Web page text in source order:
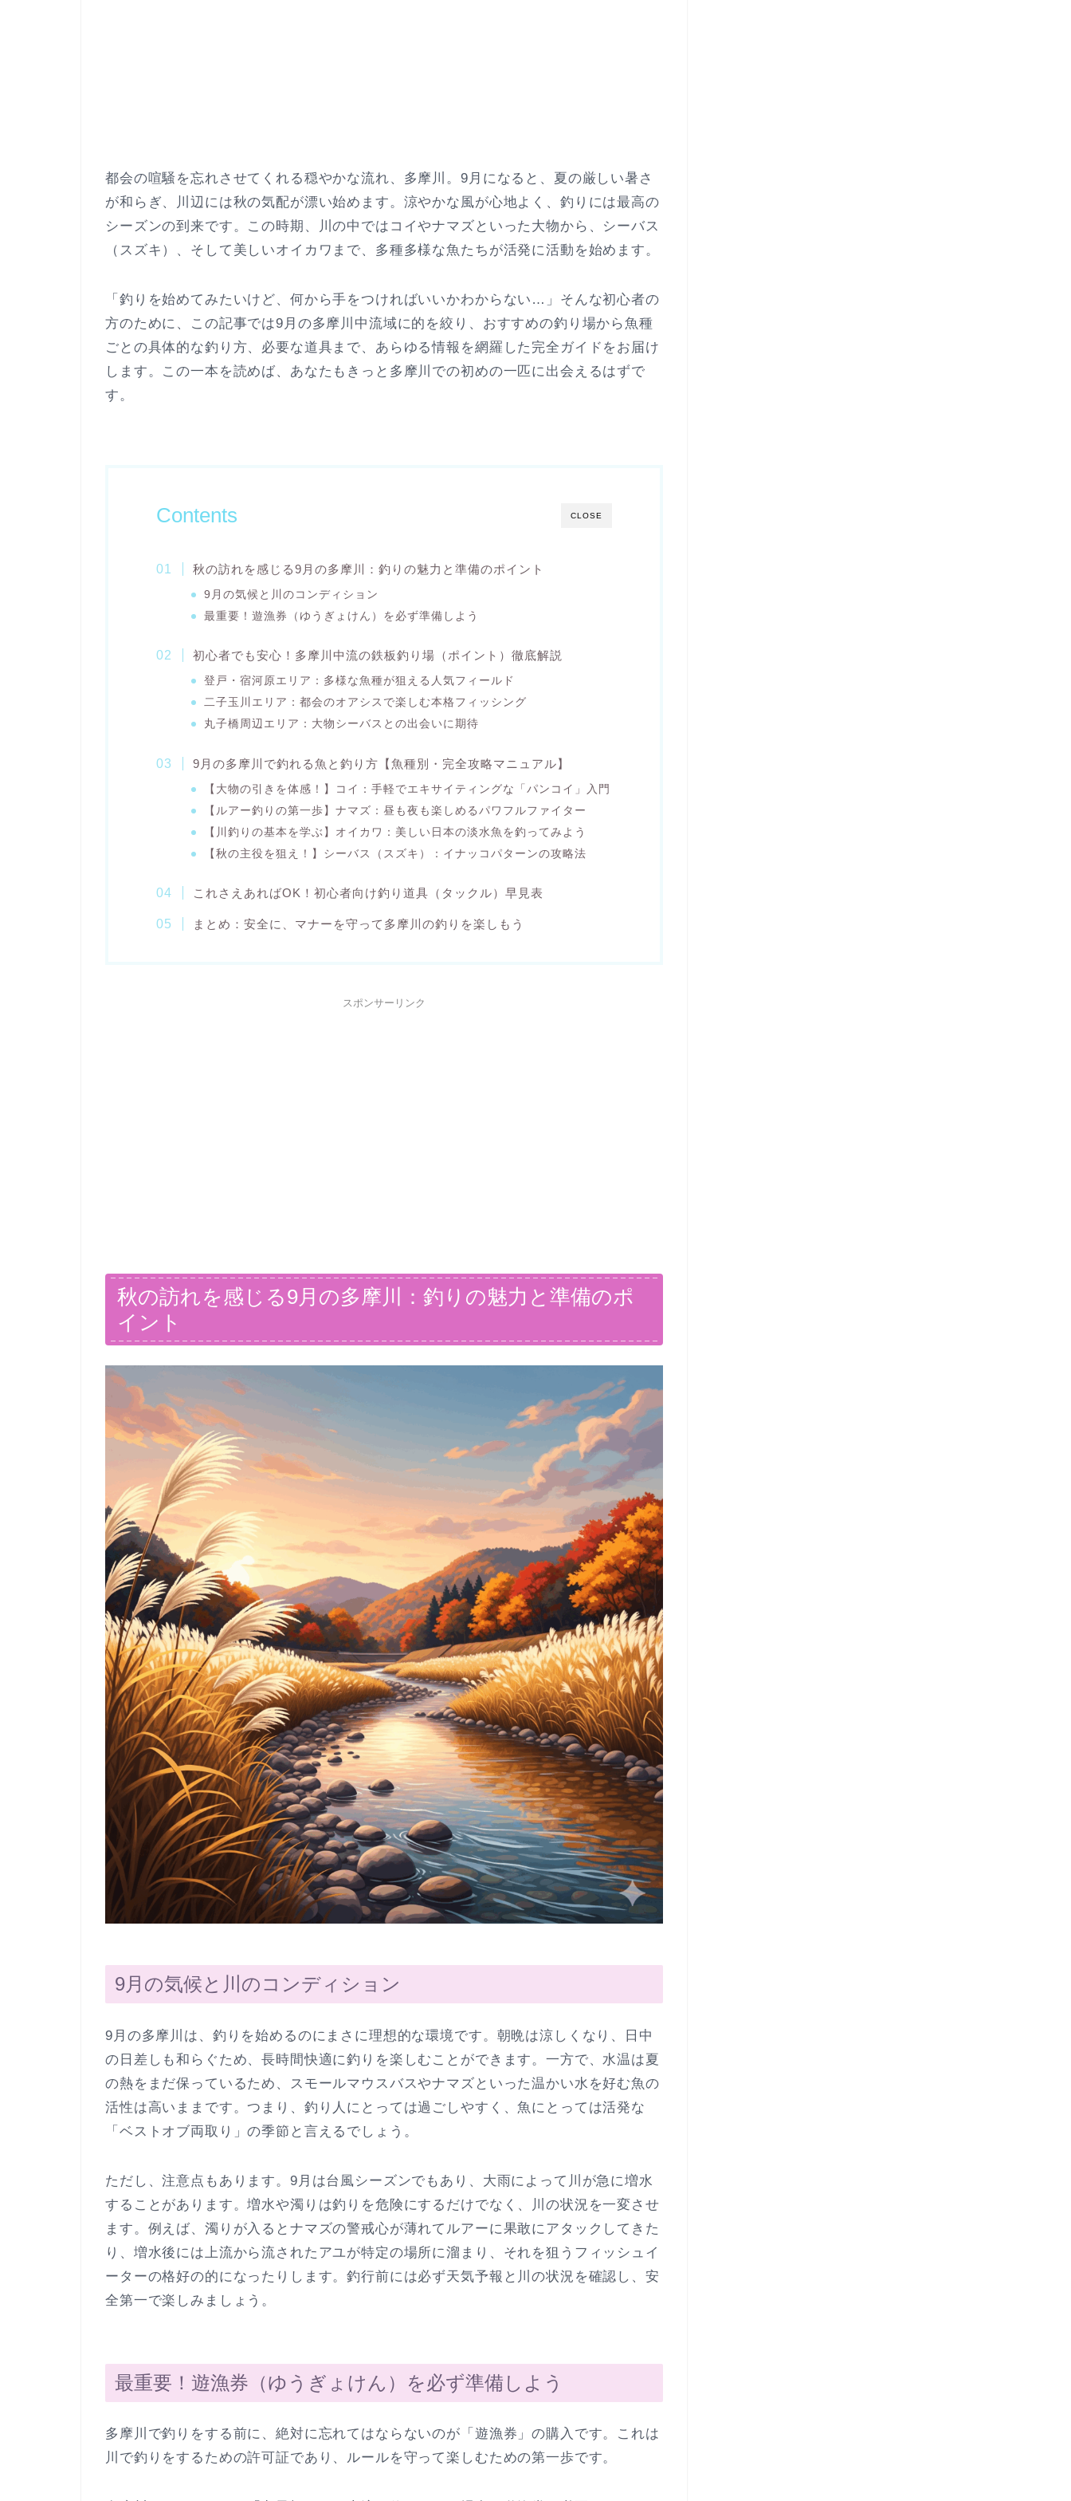
都会の喧騒を忘れさせてくれる穏やかな流れ、多摩川。9月になると、夏の厳しい暑さ
が和らぎ、川辺には秋の気配が漂い始めます。涼やかな風が心地よく、釣りには最高の
シーズンの到来です。この時期、川の中ではコイやナマズといった大物から、シーバス
（スズキ）、そして美しいオイカワまで、多種多様な魚たちが活発に活動を始めます。
「釣りを始めてみたいけど、何から手をつければいいかわからない…」そんな初心者の
方のために、この記事では9月の多摩川中流域に的を絞り、おすすめの釣り場から魚種
ごとの具体的な釣り方、必要な道具まで、あらゆる情報を網羅した完全ガイドをお届け
します。この一本を読めば、あなたもきっと多摩川での初めの一匹に出会えるはずで
す。
CLOSE
Contents
秋の訪れを感じる9月の多摩川：釣りの魅力と準備のポイント
9月の気候と川のコンディション
最重要！遊漁券（ゆうぎょけん）を必ず準備しよう
初心者でも安心！多摩川中流の鉄板釣り場（ポイント）徹底解説
登戸・宿河原エリア：多様な魚種が狙える人気フィールド
二子玉川エリア：都会のオアシスで楽しむ本格フィッシング
丸子橋周辺エリア：大物シーバスとの出会いに期待
9月の多摩川で釣れる魚と釣り方【魚種別・完全攻略マニュアル】
【大物の引きを体感！】コイ：手軽でエキサイティングな「パンコイ」入門
【ルアー釣りの第一歩】ナマズ：昼も夜も楽しめるパワフルファイター
【川釣りの基本を学ぶ】オイカワ：美しい日本の淡水魚を釣ってみよう
【秋の主役を狙え！】シーバス（スズキ）：イナッコパターンの攻略法
これさえあればOK！初心者向け釣り道具（タックル）早見表
まとめ：安全に、マナーを守って多摩川の釣りを楽しもう
スポンサーリンク
秋の訪れを感じる9月の多摩川：釣りの魅力と準備のポ
イント
9月の気候と川のコンディション
9月の多摩川は、釣りを始めるのにまさに理想的な環境です。朝晩は涼しくなり、日中
の日差しも和らぐため、長時間快適に釣りを楽しむことができます。一方で、水温は夏
の熱をまだ保っているため、スモールマウスバスやナマズといった温かい水を好む魚の
活性は高いままです。つまり、釣り人にとっては過ごしやすく、魚にとっては活発な
「ベストオブ両取り」の季節と言えるでしょう。
ただし、注意点もあります。9月は台風シーズンでもあり、大雨によって川が急に増水
することがあります。増水や濁りは釣りを危険にするだけでなく、川の状況を一変させ
ます。例えば、濁りが入るとナマズの警戒心が薄れてルアーに果敢にアタックしてきた
り、増水後には上流から流されたアユが特定の場所に溜まり、それを狙うフィッシュイ
ーターの格好の的になったりします。釣行前には必ず天気予報と川の状況を確認し、安
全第一で楽しみましょう。
最重要！遊漁券（ゆうぎょけん）を必ず準備しよう
多摩川で釣りをする前に、絶対に忘れてはならないのが「遊漁券」の購入です。これは
川で釣りをするための許可証であり、ルールを守って楽しむための第一歩です。